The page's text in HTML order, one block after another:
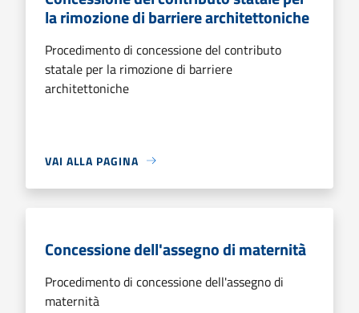
la rimozione di barriere architettoniche
Procedimento di concessione del contributo
statale per la rimozione di barriere
architettoniche
VAI ALLA PAGINA
Concessione dell'assegno di maternità
Procedimento di concessione dell'assegno di
maternità